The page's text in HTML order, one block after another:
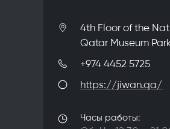
4th Floor of the
Qatar Museum
+974 4452 5725
https://jiwan.qa/
Часы работы: